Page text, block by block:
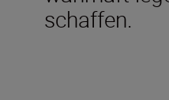
schaffen.